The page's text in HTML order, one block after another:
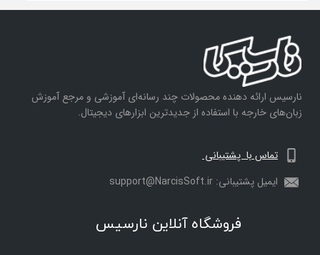
نارسیس ارائه دهنده محصولات چند رسانه‌ای آموزشی و مرجع آموزش
زبان‌های خارجه با استفاده از جدیدترین ابزارهای دیجیتال.
تماس با پشتیبانی
ایمیل پشتیبانی: support@NarcisSoft.ir
فروشگاه آنلاین نارسیس